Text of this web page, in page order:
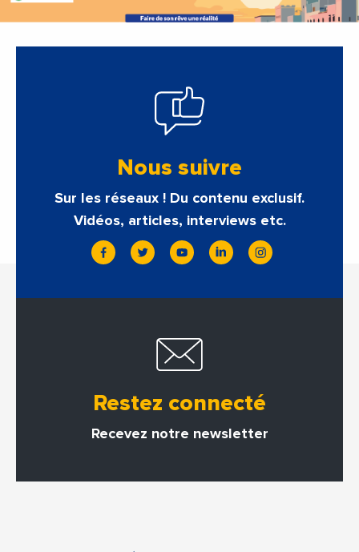
Nous suivre
Sur les réseaux ! Du contenu exclusif.
Vidéos, articles, interviews etc.
Restez connecté
Recevez notre newsletter